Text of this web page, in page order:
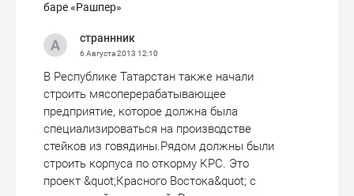
баре «Рашпер»
страннник
6 Августа 2013 12:10
В Республике Татарстан также начали
строить мясоперерабатывающее
предприятие, которое должна была
специализироваться на производстве
стейков из говядины.Рядом должны были
строить корпуса по откорму КРС. Это
проект &quot;Красного Востока&quot; с